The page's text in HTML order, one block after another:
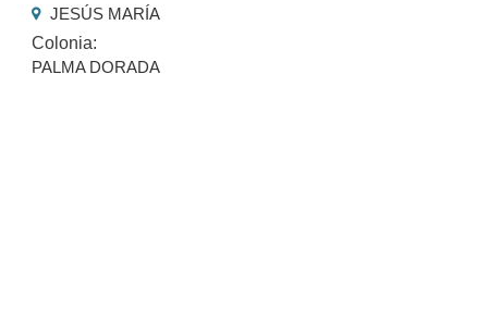
JESÚS MARÍA
Colonia:
PALMA DORADA